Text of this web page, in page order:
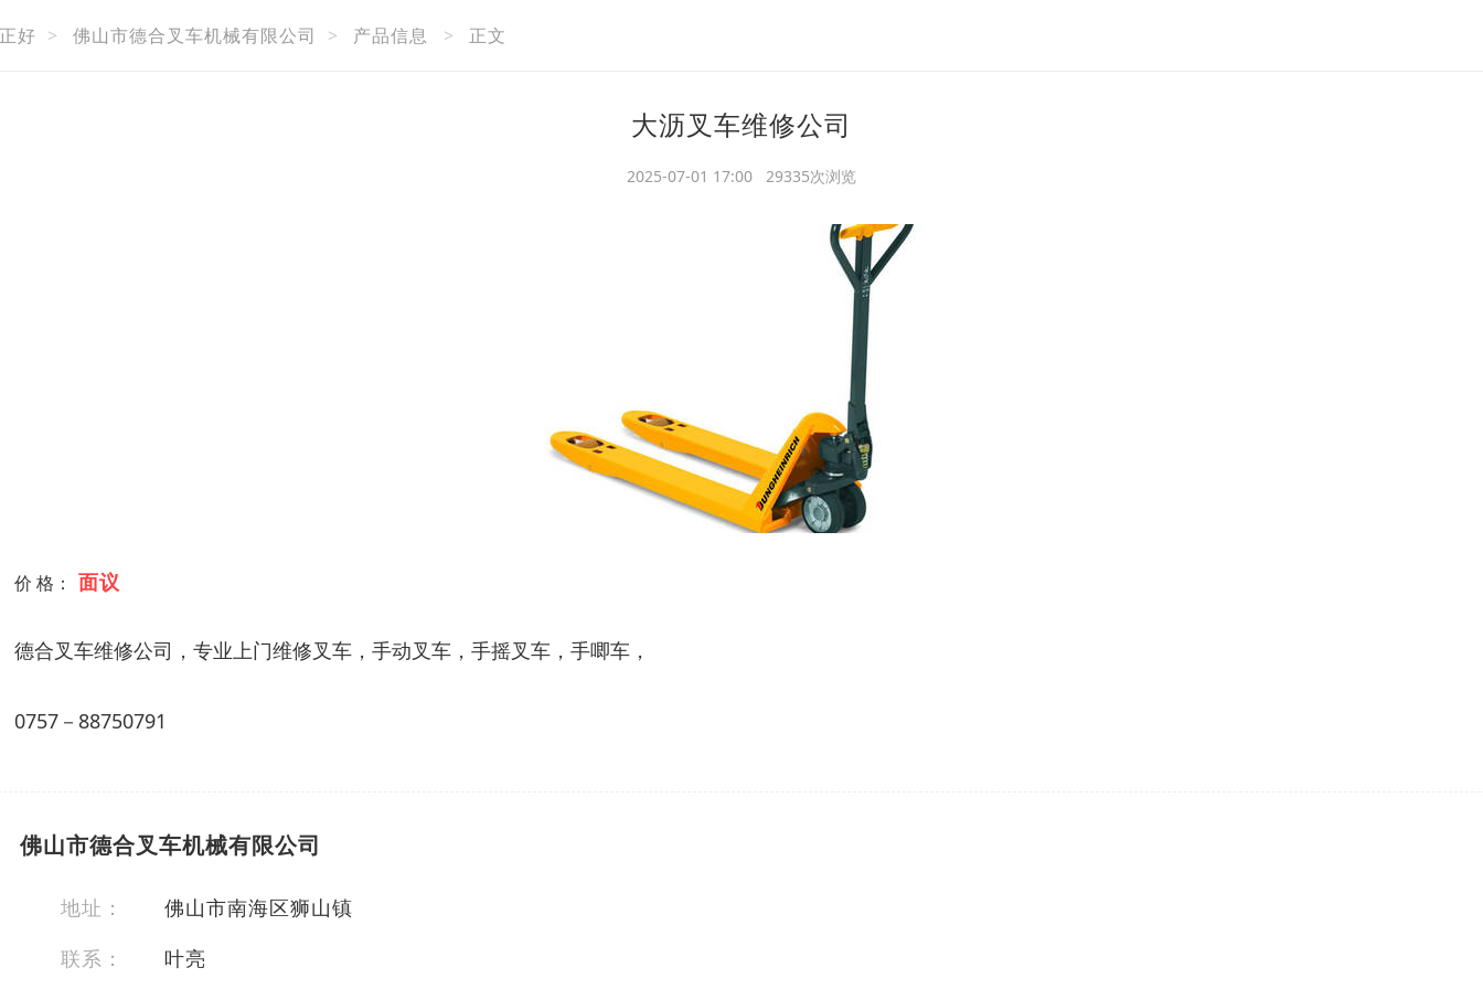
好 > 佛山市德合叉车机械有限公司 > 产品信息 > 正文
大沥叉车维修公司
2025-07-01 17:00 29335次浏览
价 格： 面议
德合叉车维修公司，专业上门维修叉车，手动叉车，手摇叉车，手唧车，
0757－88750791
佛山市德合叉车机械有限公司
地址：
佛山市南海区狮山镇
联系：
叶亮